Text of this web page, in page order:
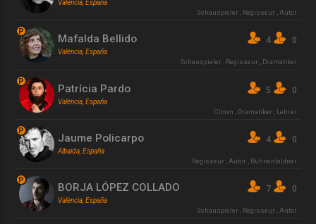
València, España
Schauspieler
Regisseur Autor
P
Mafalda Bellido
València, España
Schauspieler , Regisseur , Dramatiker
4 0
P
Patrícia Pardo
València, España
Clown
Dramatiker Lehrer
5 0
P
Jaume Policarpo
Albaida, España
Regisseur
Autor Bühnenbildner
4 0
P
BORJA LÓPEZ COLLADO
València, España
Schauspieler , Regisseur ,Autor
7 0